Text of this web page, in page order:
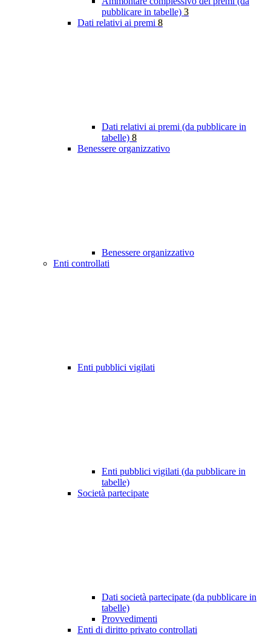
pubblicare in tabelle) 3
Dati relativi ai premi 8
Dati relativi ai premi (da pubblicare in
tabelle) 8
Benessere organizzativo
Benessere organizzativo
Enti controllati
Enti pubblici vigilati
Enti pubblici vigilati (da pubblicare in
tabelle)
Società partecipate
Dati società partecipate (da pubblicare in
tabelle)
Provvedimenti
Enti di diritto privato controllati